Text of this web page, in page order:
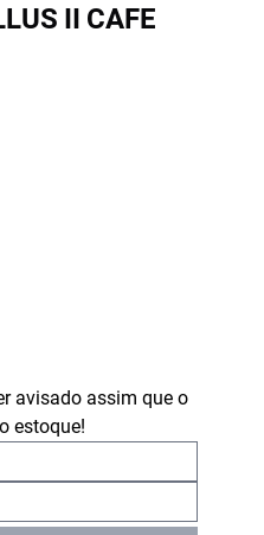
II CAFE
avisado assim que o
estoque!